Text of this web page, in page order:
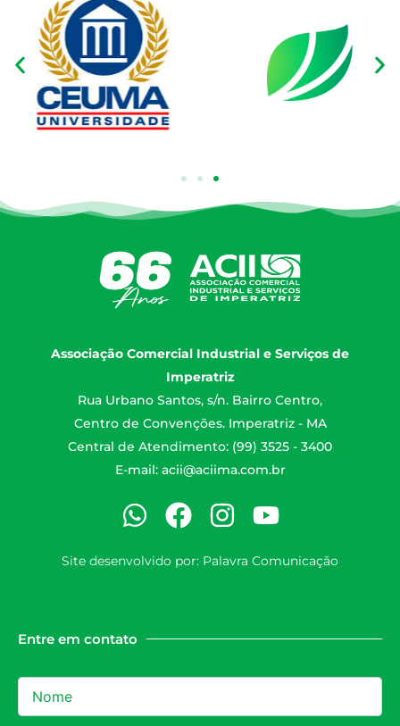
Associação Comercial Industrial e Serviços de
Imperatriz
Rua Urbano Santos, s/n. Bairro Centro,
Centro de Convenções. Imperatriz - MA
Central de Atendimento: (99) 3525 - 3400
E-mail: acii@aciima.com.br
Site desenvolvido por: Palavra Comunicação
Entre em contato